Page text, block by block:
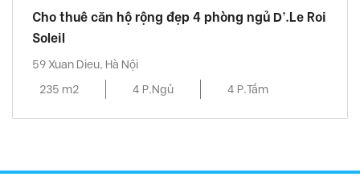
Cho thuê căn hộ rộng đẹp 4 phòng ngủ D’.Le Roi
Soleil
59 Xuan Dieu, Hà Nội
235 m2
4 P.Ngủ 4 P.Tắm